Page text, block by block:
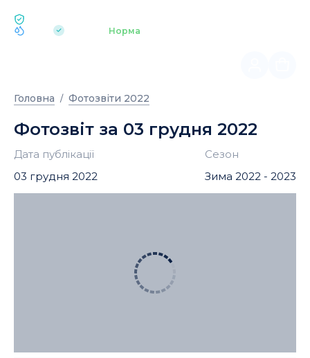
| Норма
Головна Фотозвіти 2022
Фотозвіт за 03 грудня 2022
Дата публікації
03 грудня 2022
Сезон
Зима 2022 - 2023